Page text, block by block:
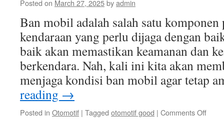
Posted on March 27, 2025byadmin
Ban mobil adalah salah satu
kendaraan yang perlu dijaga dengan
baik akan memastikan keamanan dan
berkendara. Nah, kali ini kita akan
menjaga kondisi ban mobil agar tetap
reading →
Posted in Otomotif | Tagged otomotif good | Comments Offon